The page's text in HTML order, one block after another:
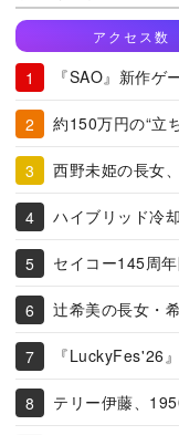
アクセス数
『SAO』新作ゲ
約150万円の“立
西野未姫の長女
ハイブリッド冷
セイコー145周
辻希美の長女・
『LuckyFes'26
テリー伊藤、